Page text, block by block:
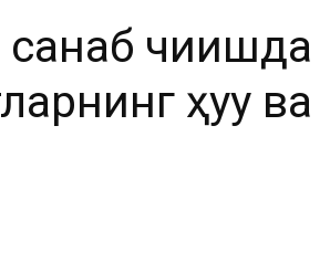
чиқишда
ҳуқуқ ва